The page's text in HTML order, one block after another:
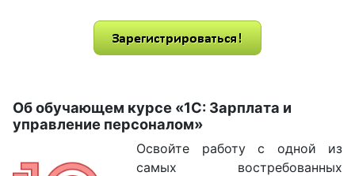
Об обучающем курсе «1С: Зарплата и
управление персоналом»
Освойте работу с одной из
самых востребованных